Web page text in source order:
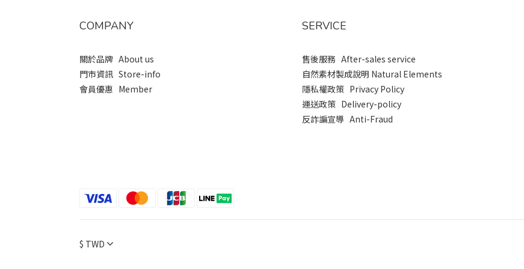
COMPANY
關於品牌 About us
門市資訊 Store-info
會員優惠 Member
SERVICE
售後服務 After-sales service
自然素材製成說明 Natural Elements
隱私權政策 Privacy Policy
運送政策 Delivery-policy
反詐諞宣導 Anti-Fraud
$ TWD